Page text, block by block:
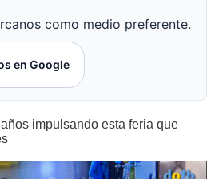
como medio preferente.
en Google
impulsando esta feria que